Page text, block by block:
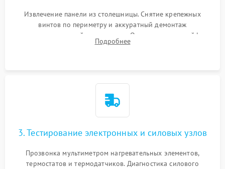
Извлечение панели из столешницы. Снятие крепежных
винтов по периметру и аккуратный демонтаж
стеклокерамической поверхности. Отсоединение шлейфов
сенсорного блока для доступа к силовым платам, катушкам
Подробнее
3. Тестирование электронных и силовых узлов
Прозвонка мультиметром нагревательных элементов,
термостатов и термодатчиков. Диагностика силового